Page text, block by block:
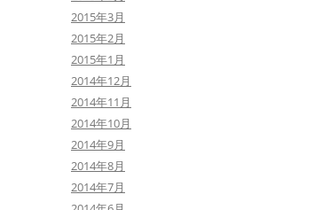
2015年3月
2015年2月
2015年1月
2014年12月
2014年11月
2014年10月
2014年9月
2014年8月
2014年7月